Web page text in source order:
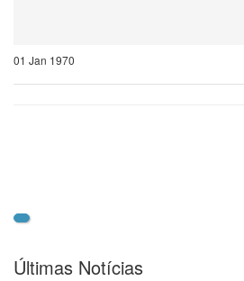
01 Jan 1970
Últimas Notícias